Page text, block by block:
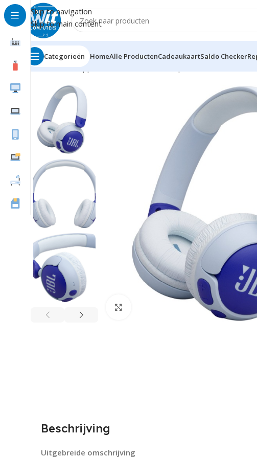
Skip to navigation
Skip to main content
Categorieën HomeAlle ProductenCadeaukaartSaldo Checker
Home Randapparatuur
Beschrijving
Uitgebreide omschrijving